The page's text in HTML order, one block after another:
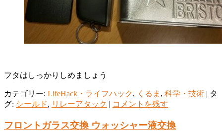
フタはしっかりしめましょう
カテゴリー: LifeHack・ライフハック , くるま , 科学・技術 | タ
グ: シールド, リレーアタック | コメントを残す
フロントガラス交換 ウォッシャー液交換